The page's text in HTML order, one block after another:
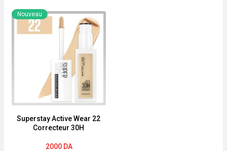
Healthy
Mix
BB
Clair
Superstay Active Wear 22
Correcteur 30H
Nouveau
2000 DA